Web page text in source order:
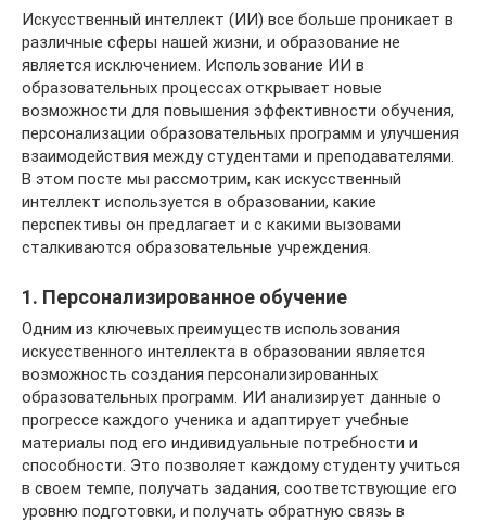
Искусственный интеллект (ИИ) все больше проникает в
различные сферы нашей жизни, и образование не
является исключением. Использование ИИ в
образовательных процессах открывает новые
возможности для повышения эффективности обучения,
персонализации образовательных программ и улучшения
взаимодействия между студентами и преподавателями.
В этом посте мы рассмотрим, как искусственный
интеллект используется в образовании, какие
перспективы он предлагает и с какими вызовами
сталкиваются образовательные учреждения.
1. Персонализированное обучение
Одним из ключевых преимуществ использования
искусственного интеллекта в образовании является
возможность создания персонализированных
образовательных программ. ИИ анализирует данные о
прогрессе каждого ученика и адаптирует учебные
материалы под его индивидуальные потребности и
способности. Это позволяет каждому студенту учиться
в своем темпе, получать задания, соответствующие его
уровню подготовки, и получать обратную связь в